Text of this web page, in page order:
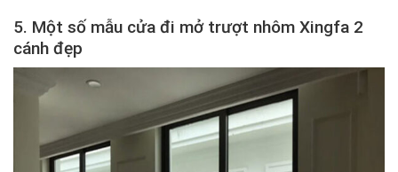
5. Một số mẫu cửa đi mở trượt nhôm Xingfa 2
cánh đẹp